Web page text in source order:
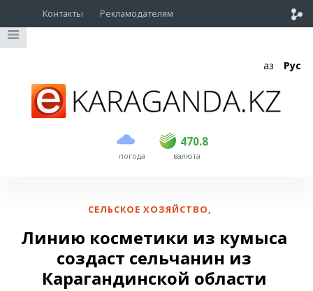
Контакты Рекламодателям
Қаз Рус
погода
470.8
USD 468.5 470.8
EUR валюта
СЕЛЬСКОЕ ХОЗЯЙСТВО,
Линию косметики из кумыса
создаст сельчанин из
Карагандинской области